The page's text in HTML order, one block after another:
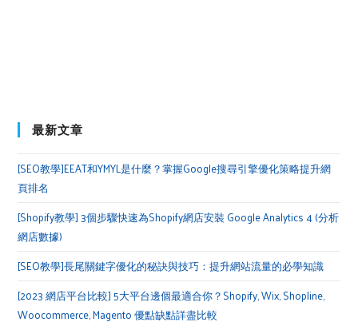
最新文章
[SEO教學]EEAT和YMYL是什麼？掌握Google搜尋引擎優化策略提升網
頁排名
[Shopify教學] 3個步驟快速為Shopify網店安裝 Google Analytics 4 (分析
網店數據)
[SEO教學]長尾關鍵字優化的秘訣與技巧：提升網站流量的必學知識
[2023 網店平台比較] 5大平台邊個最適合你？Shopify, Wix, Shopline,
Woocommerce, Magento 優點缺點詳盡比較